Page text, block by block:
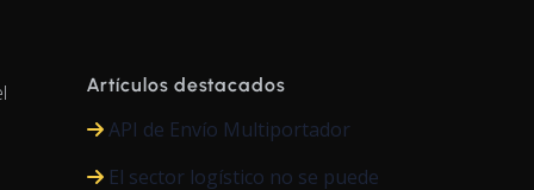
Artículos destacados
API de Envío Multiportador
El sector logístico no se puede